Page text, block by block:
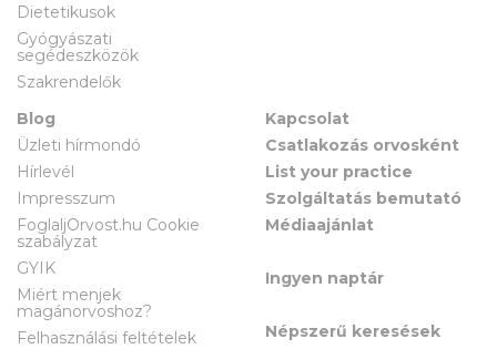
Dietetikusok
Gyógyászati
segédeszközök
Szakrendelők
Blog
Üzleti hírmondó
Hírlevél
Impresszum
FoglaljOrvost.hu Cookie
szabályzat
GYIK
Miért menjek
magánorvoshoz?
Felhasználási feltételek
Kapcsolat
Csatlakozás orvosként
List your practice
Szolgáltatás bemutató
Médiaajánlat
Ingyen naptár
Népszerű keresések